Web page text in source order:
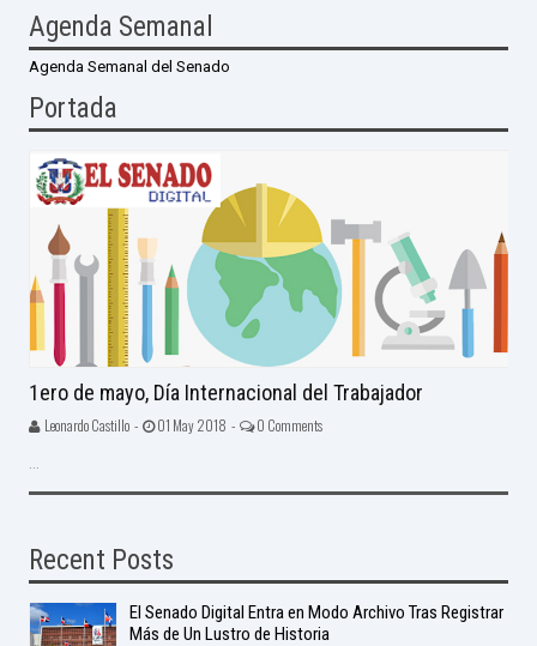
Agenda Semanal
Agenda Semanal del Senado
Portada
1ero de mayo, Día Internacional del Trabajador
Leonardo Castillo - 01 May 2018 - 0 Comments
Recent Posts
El Senado Digital Entra en Modo Archivo Tras Registrar
Más de Un Lustro de Historia